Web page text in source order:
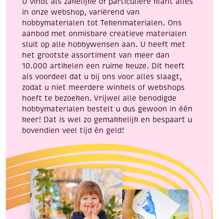
in onze webshop, variërend van
hobbymaterialen tot Tekenmaterialen. Ons
aanbod met onmisbare creatieve materialen
sluit op alle hobbywensen aan. U heeft met
het grootste assortiment van meer dan
10.000 artikelen een ruime keuze. Dit heeft
als voordeel dat u bij ons voor alles slaagt,
zodat u niet meerdere winkels of webshops
hoeft te bezoeken. Vrijwel alle benodigde
hobbymaterialen bestelt u dus gewoon in één
keer! Dat is wel zo gemakkelijk en bespaart u
bovendien veel tijd én geld!